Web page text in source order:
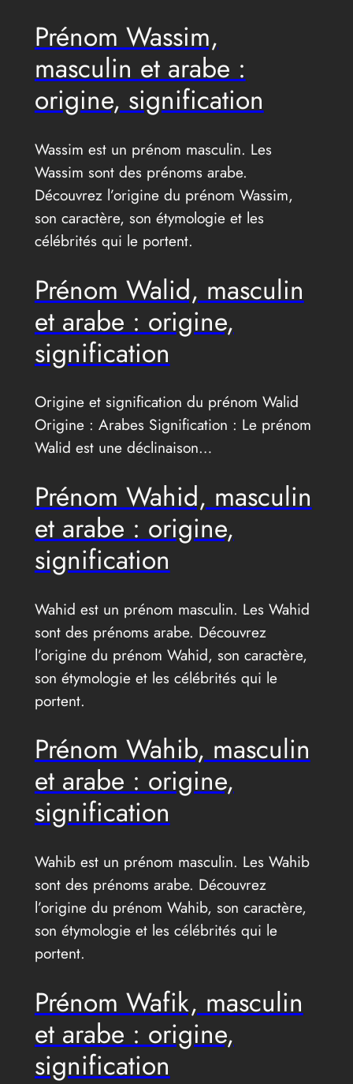
Prénom Wassim,
masculin et arabe :
origine, signification
Wassim est un prénom masculin. Les
Wassim sont des prénoms arabe.
Découvrez l’origine du prénom Wassim,
son caractère, son étymologie et les
célébrités qui le portent.
Prénom Walid, masculin
et arabe : origine,
signification
Origine et signification du prénom Walid
Origine : Arabes Signification : Le prénom
Walid est une déclinaison…
Prénom Wahid, masculin
et arabe : origine,
signification
Wahid est un prénom masculin. Les Wahid
sont des prénoms arabe. Découvrez
l’origine du prénom Wahid, son caractère,
son étymologie et les célébrités qui le
portent.
Prénom Wahib, masculin
et arabe : origine,
signification
Wahib est un prénom masculin. Les Wahib
sont des prénoms arabe. Découvrez
l’origine du prénom Wahib, son caractère,
son étymologie et les célébrités qui le
portent.
Prénom Wafik, masculin
et arabe : origine,
signification